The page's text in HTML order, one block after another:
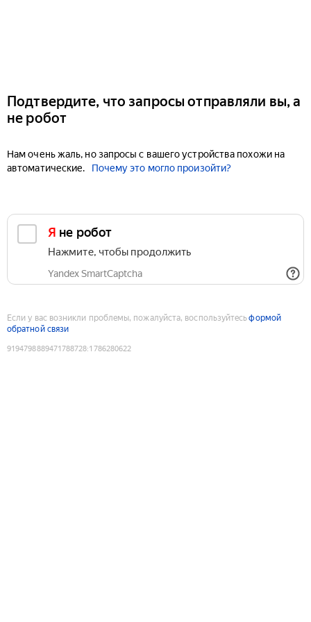
Подтвердите, что запросы отправляли вы, а
не робот
Нам очень жаль, но запросы с вашего устройства похожи на
автоматические.
Почему это могло произойти?
Я не робот
Нажмите, чтобы продолжить
Yandex SmartCaptcha
Если у вас возникли проблемы, пожалуйста, воспользуйтесьформой
обратной связи
9194798889471788728:1786280622